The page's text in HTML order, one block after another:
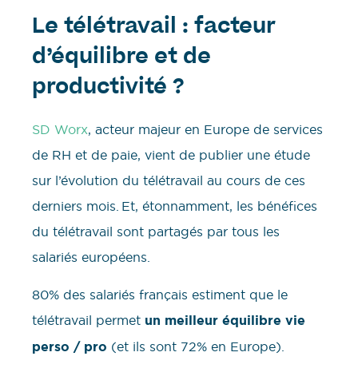
Le télétravail : facteur
d’équilibre et de
productivité ?
SD Worx, acteur majeur en Europe de services
de RH et de paie, vient de publier une étude
sur l’évolution du télétravail au cours de ces
derniers mois. Et, étonnamment, les bénéfices
du télétravail sont partagés par tous les
salariés européens.
80% des salariés français estiment que le
télétravail permet un meilleur équilibre vie
perso / pro (et ils sont 72% en Europe).